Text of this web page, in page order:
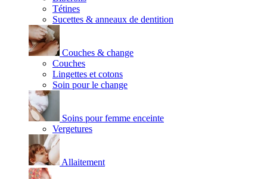
Tétines
Sucettes & anneaux de dentition
Couches & change
Couches
Lingettes et cotons
Soin pour le change
Soins pour femme enceinte
Vergetures
Allaitement